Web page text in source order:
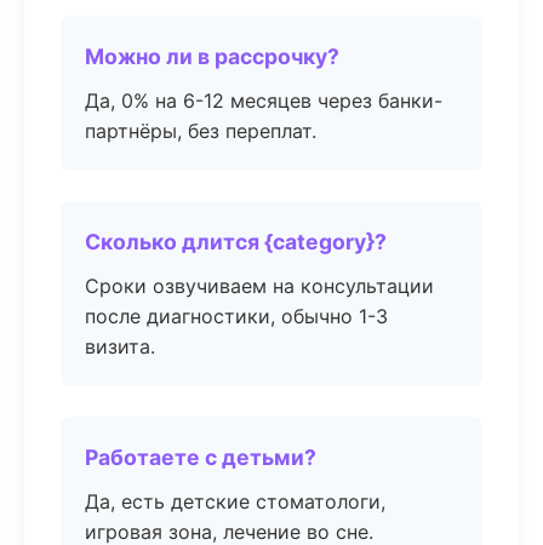
Можно ли в рассрочку?
Да, 0% на 6-12 месяцев через банки-
партнёры, без переплат.
Сколько длится {category}?
Сроки озвучиваем на консультации
после диагностики, обычно 1-3
визита.
Работаете с детьми?
Да, есть детские стоматологи,
игровая зона, лечение во сне.